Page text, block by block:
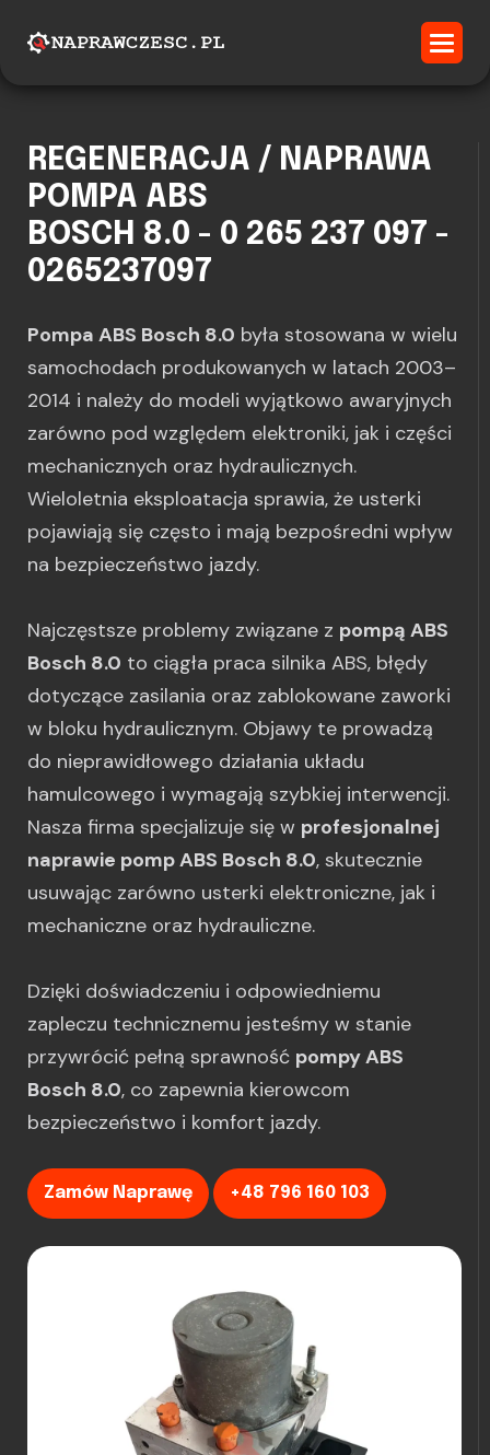
REGENERACJA / NAPRAWA
POMPA ABS
BOSCH 8.0 - 0 265 237 097 -
0265237097
Pompa ABS Bosch 8.0 była stosowana w wielu
samochodach produkowanych w latach 2003–
2014 i należy do modeli wyjątkowo awaryjnych
zarówno pod względem elektroniki, jak i części
mechanicznych oraz hydraulicznych.
Wieloletnia eksploatacja sprawia, że usterki
pojawiają się często i mają bezpośredni wpływ
na bezpieczeństwo jazdy.
Najczęstsze problemy związane z pompą ABS
Bosch 8.0 to ciągła praca silnika ABS, błędy
dotyczące zasilania oraz zablokowane zaworki
w bloku hydraulicznym. Objawy te prowadzą
do nieprawidłowego działania układu
hamulcowego i wymagają szybkiej interwencji.
Nasza firma specjalizuje się w profesjonalnej
naprawie pomp ABS Bosch 8.0, skutecznie
usuwając zarówno usterki elektroniczne, jak i
mechaniczne oraz hydrauliczne.
Dzięki doświadczeniu i odpowiedniemu
zapleczu technicznemu jesteśmy w stanie
przywrócić pełną sprawność pompy ABS
Bosch 8.0, co zapewnia kierowcom
bezpieczeństwo i komfort jazdy.
Zamów Naprawę +48 796 160 103